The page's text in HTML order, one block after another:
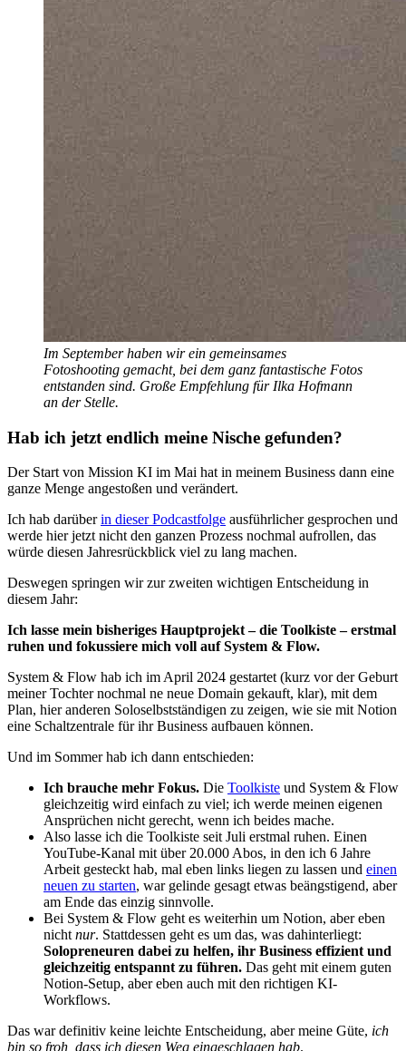
Im September haben wir ein gemeinsames
Fotoshooting gemacht, bei dem ganz fantastische Fotos
entstanden sind. Große Empfehlung für Ilka Hofmann
an der Stelle.
Hab ich jetzt endlich meine Nische gefunden?
Der Start von Mission KI im Mai hat in meinem Business dann eine
ganze Menge angestoßen und verändert.
Ich hab darüberin dieser Podcastfolge ausführlicher gesprochen und
werde hier jetzt nicht den ganzen Prozess nochmal aufrollen, das
würde diesen Jahresrückblick viel zu lang machen.
Deswegen springen wir zur zweiten wichtigen Entscheidung in
diesem Jahr:
Ich lasse mein bisheriges Hauptprojekt – die Toolkiste – erstmal
ruhen und fokussiere mich voll auf System & Flow.
System & Flow hab ich im April 2024 gestartet (kurz vor der Geburt
meiner Tochter nochmal ne neue Domain gekauft, klar), mit dem
Plan, hier anderen Soloselbstständigen zu zeigen, wie sie mit Notion
eine Schaltzentrale für ihr Business aufbauen können.
Und im Sommer hab ich dann entschieden:
Ich brauche mehr Fokus. Die Toolkiste und System & Flow
gleichzeitig wird einfach zu viel; ich werde meinen eigenen
Ansprüchen nicht gerecht, wenn ich beides mache.
Also lasse ich die Toolkiste seit Juli erstmal ruhen. Einen
YouTube-Kanal mit über 20.000 Abos, in den ich 6 Jahre
Arbeit gesteckt hab, mal eben links liegen zu lassen und einen
neuen zu starten, war gelinde gesagt etwas beängstigend, aber
am Ende das einzig sinnvolle.
Bei System & Flow geht es weiterhin um Notion, aber eben
nichtnur. Stattdessen geht es um das, was dahinterliegt:
Solopreneuren dabei zu helfen, ihr Business effizient und
gleichzeitig entspannt zu führen. Das geht mit einem guten
Notion-Setup, aber eben auch mit den richtigen KI-
Workflows.
Das war definitiv keine leichte Entscheidung, aber meine Güte, ich
bin so froh, dass ich diesen Weg eingeschlagen hab.